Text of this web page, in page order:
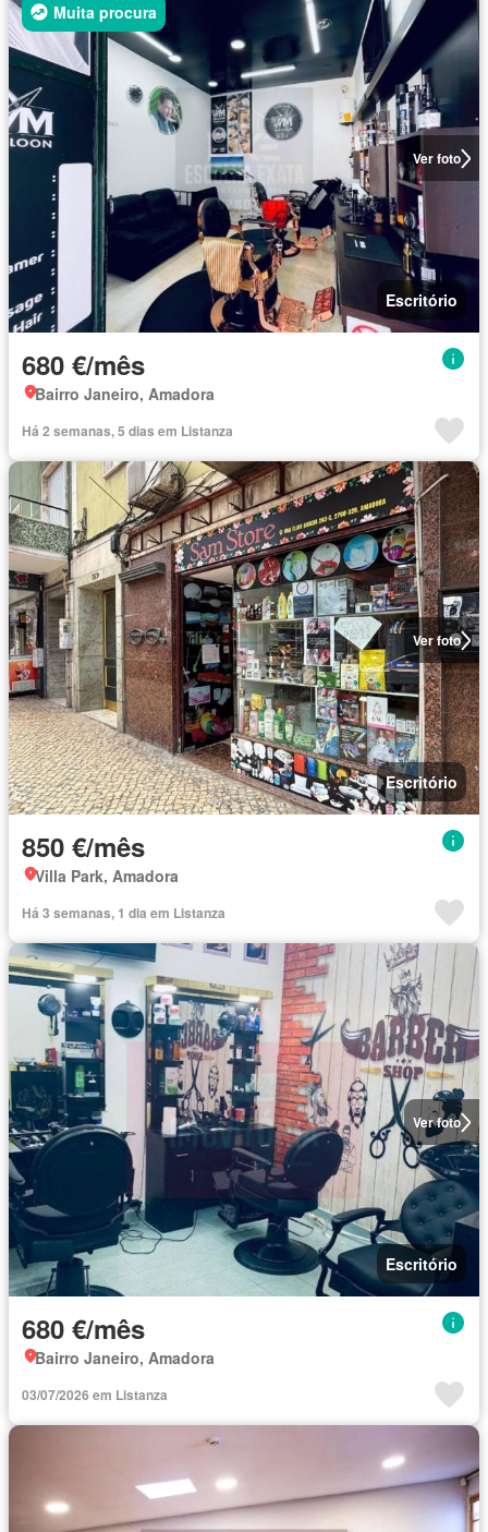
Ver foto
Muita procura
Escritório
680 €/mês
Bairro Janeiro, Amadora
Há 2 semanas, 5 dias em Listanza
Ver foto
Escritório
850 €/mês
Villa Park, Amadora
Há 3 semanas, 1 dia em Listanza
Ver foto
Escritório
680 €/mês
Bairro Janeiro, Amadora
03/07/2026 em Listanza